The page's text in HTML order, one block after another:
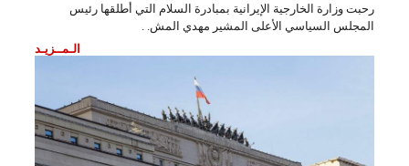
رحبت وزارة الخارجية الإيرانية بمبادرة السلام التي أطلقها رئيس
المجلس السياسي الأعلى المشير مهدي المش. .
الـمــزيـد